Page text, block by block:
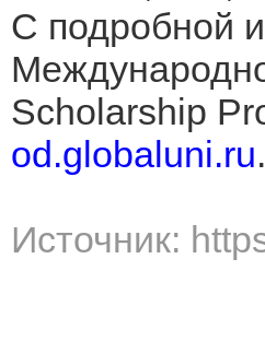
С подробной
Scholarship
od.globaluni.ru.
Источник: